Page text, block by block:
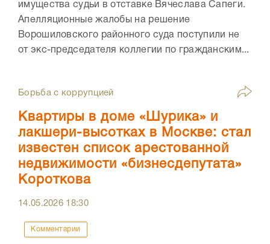
имущества судьи в отставке Вячеслава Сапеги.
Апелляционные жалобы на решение
Ворошиловского районного суда поступили не
от экс-председателя коллегии по гражданским...
Борьба с коррупцией
Квартиры в доме «Шурика» и
лакшери-высотках в Москве: стал
известен список арестованной
недвижимости «бизнесдепутата»
Короткова
14.05.2026 18:30
Комментарии